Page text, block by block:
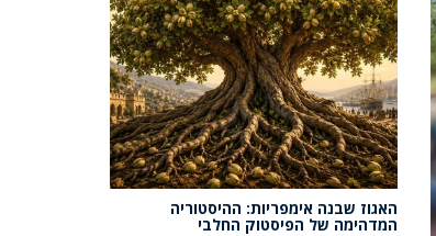
האגוז שבנה אימפריות: ההיסטוריה
המדהימה של הפיסטוק החלבי